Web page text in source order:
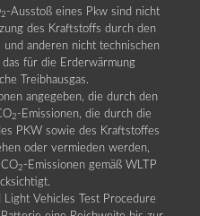
2 -Ausstoß eines Pkw sind nicht
des Kraftstoffs durch den
anderen nicht technischen
das für die Erderwärmung
Treibhausgas.
angegeben, die durch den
2 -Emissionen, die durch die
PKW sowie des Kraftstoffes
oder vermieden werden,
2 -Emissionen gemäß WLTP
Vehicles Test Procedure